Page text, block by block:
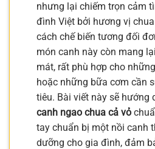
nhưng lại chiếm trọn cảm
đình Việt bởi hương vị
cách chế biến tương đối
món canh này còn mang
mát, rất phù hợp cho
hoặc những bữa cơm cần
tiêu. Bài viết này sẽ hướng
canh ngao chua cả vỏ
tay chuẩn bị một nồi canh
dưỡng cho gia đình, đảm